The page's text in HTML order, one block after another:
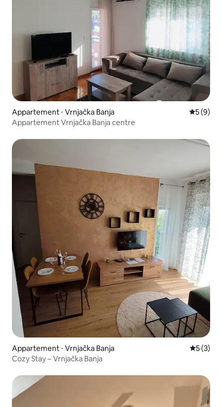
Appartement ⋅ Vrnjačka Banja
5 (9)
Appartement Vrnjačka Banja centre
Appartement ⋅ Vrnjačka Banja
5 (3)
Cozy Stay – Vrnjačka Banja